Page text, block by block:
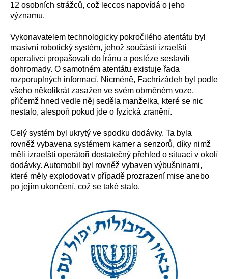
12 osobních strážců, což leccos napovídá o jeho
významu.
Vykonavatelem technologicky pokročilého atentátu byl
masivní robotický systém, jehož součásti izraelští
operativci propašovali do Íránu a posléze sestavili
dohromady. O samotném atentátu existuje řada
rozporuplných informací. Nicméně, Fachrízádeh byl podle
všeho několikrát zasažen ve svém obrněném voze,
přičemž hned vedle něj seděla manželka, které se nic
nestalo, alespoň pokud jde o fyzická zranění.
Celý systém byl ukrytý ve spodku dodávky. Ta byla
rovněž vybavena systémem kamer a senzorů, díky nimž
měli izraelští operátoři dostatečný přehled o situaci v okolí
dodávky. Automobil byl rovněž vybaven výbušninami,
které měly explodovat v případě prozrazení mise anebo
po jejím ukončení, což se také stalo.